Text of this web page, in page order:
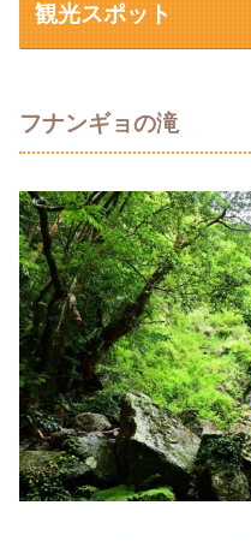
観光スポット
フナンギョの滝